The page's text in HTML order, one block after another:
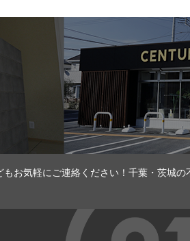
お気軽にご連絡ください！千葉・茨城の